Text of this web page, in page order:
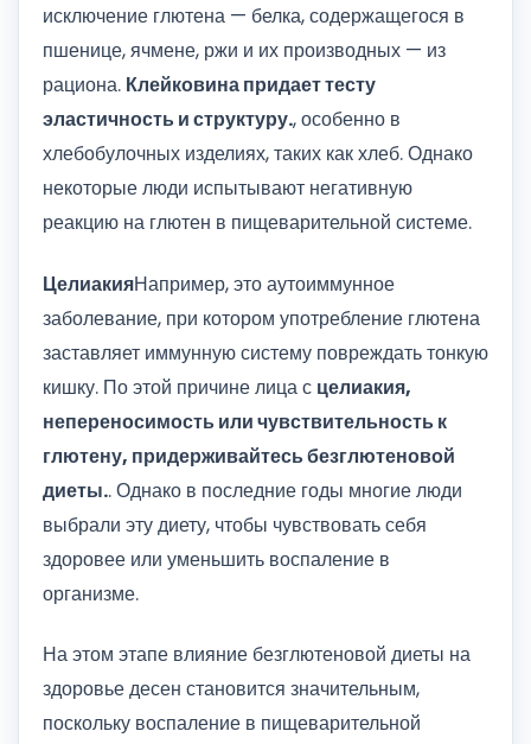
исключение глютена — белка, содержащегося в
пшенице, ячмене, ржи и их производных — из
рациона. Клейковина придает тесту
эластичность и структуру., особенно в
хлебобулочных изделиях, таких как хлеб. Однако
некоторые люди испытывают негативную
реакцию на глютен в пищеварительной системе.
ЦелиакияНапример, это аутоиммунное
заболевание, при котором употребление глютена
заставляет иммунную систему повреждать тонкую
кишку. По этой причине лица с целиакия,
непереносимость или чувствительность к
глютену, придерживайтесь безглютеновой
диеты.. Однако в последние годы многие люди
выбрали эту диету, чтобы чувствовать себя
здоровее или уменьшить воспаление в
организме.
На этом этапе влияние безглютеновой диеты на
здоровье десен становится значительным,
поскольку воспаление в пищеварительной